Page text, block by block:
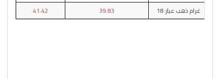
غرام ذهب عيار 18
39.83
41.42